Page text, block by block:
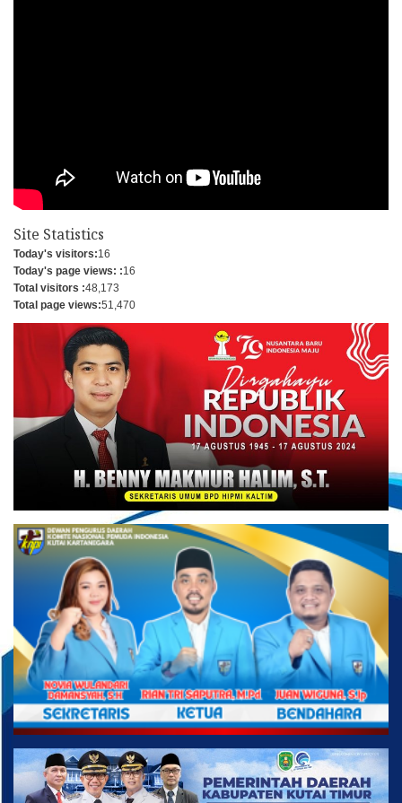
Site Statistics
Today's visitors:16
Today's page views: :16
Total visitors :48,173
Total page views:51,470